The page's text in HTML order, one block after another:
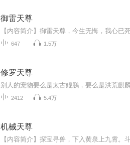
御雷天尊
647 1.5万
修罗天尊
2412 5.4万
机械天尊